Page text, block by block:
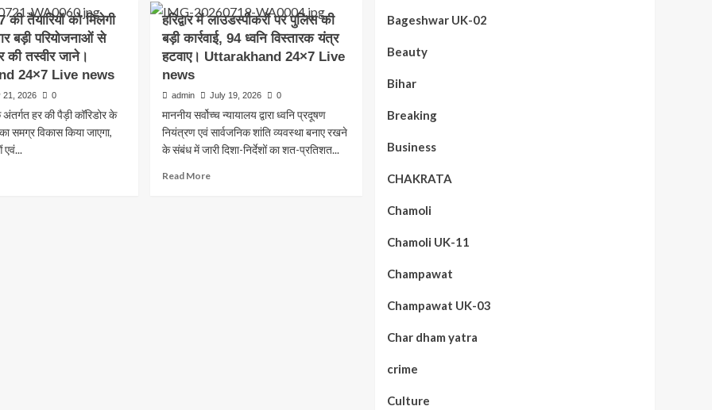
Uttarakhand
24×7
Live
news
मेला
2026
:
उत्तराखंड
सुरक्षा
तैयारियां
अंतिम
चरण
में।
Uttarakhand
तैयारियों को मिलेगी
बड़ी परियोजनाओं से
की तस्वीर जाने।
24×7 Live news
21, 2026 0
हर की पैड़ी कॉरिडोर के
समग्र विकास किया जाएगा,
एवं...
हरिद्वार में लाउडस्पीकरों पर पुलिस की
बड़ी कार्रवाई, 94 ध्वनि विस्तारक यंत्र
हटवाए। Uttarakhand 24×7 Live
news
admin July 19, 2026 0
माननीय सर्वोच्च न्यायालय द्वारा ध्वनि प्रदूषण
नियंत्रण एवं सार्वजनिक शांति व्यवस्था बनाए रखने
के संबंध में जारी दिशा-निर्देशों का शत-प्रतिशत...
Read MoreRead
Bageshwar UK-02
Beauty
Bihar
Breaking
Business
CHAKRATA
Chamoli
Chamoli UK-11
Champawat
Champawat UK-03
Char dham yatra
crime
Culture